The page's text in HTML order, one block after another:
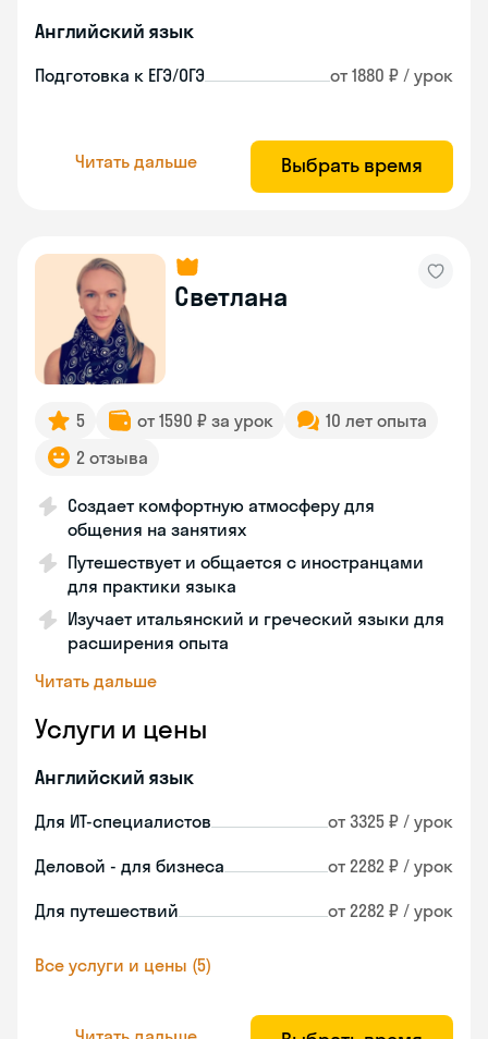
Английский язык
Подготовка к ЕГЭ/ОГЭ от 1880 ₽ / урок
Читать дальше Выбрать время
Светлана
5 от 1590 ₽ за урок
10 лет опыта
2 отзыва
Создает комфортную атмосферу для
общения на занятиях
Путешествует и общается с иностранцами
для практики языка
Изучает итальянский и греческий языки для
расширения опыта
Читать дальше
Услуги и цены
Английский язык
Для ИТ-специалистов от 3325 ₽ / урок
Деловой - для бизнеса от 2282 ₽ / урок
Для путешествий от 2282 ₽ / урок
Все услуги и цены (5)